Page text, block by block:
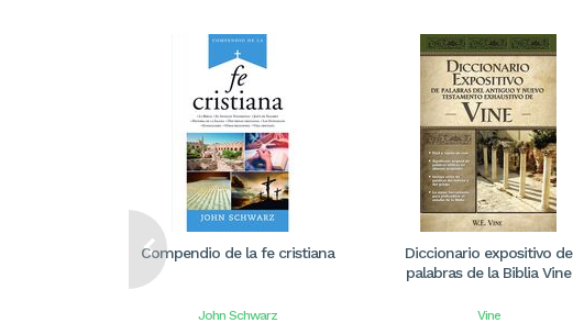
Compendio de la fe cristiana
John Schwarz
Diccionario expositivo de
palabras de la Biblia Vine
Vine